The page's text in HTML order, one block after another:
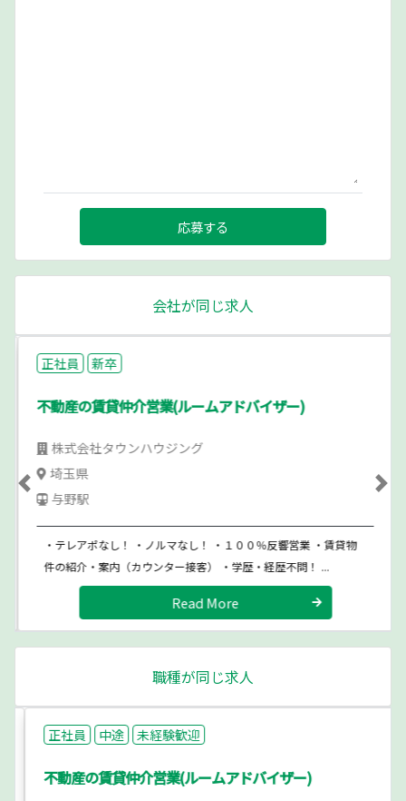
応募する
会社が同じ求人
正社員 新卒
不動産の賃貸仲介営業(ルームアドバイザー)
株式会社タウンハウジング
埼玉県
与野駅
・テレアポなし！ ・ノルマなし！ ・１００％反響営業 ・賃貸物
件の紹介・案内（カウンター接客） ・学歴・経歴不問！ ...
Read More
Previous
職種が同じ求人
正社員 中途 未経験歓迎
不動産の賃貸仲介営業(ルームアドバイザー)